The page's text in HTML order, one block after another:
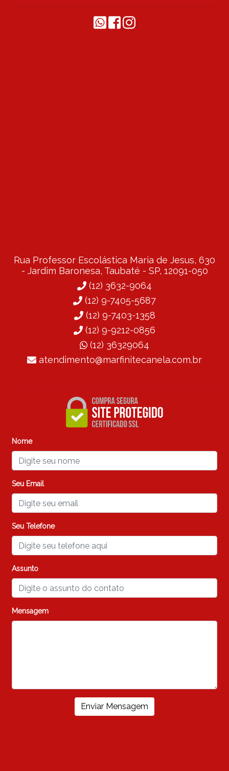
Rua Professor Escolástica Maria de Jesus, 630
- Jardim Baronesa, Taubaté - SP, 12091-050
(12) 3632-9064
(12) 9-7405-5687
(12) 9-7403-1358
(12) 9-9212-0856
(12) 36329064
atendimento@marfinitecanela.com.br
Nome
Seu Email
Seu Telefone
Assunto
Mensagem
Enviar Mensagem